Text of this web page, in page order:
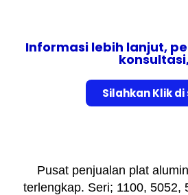
Informasi lebih lanjut,
Silahkan Klik di
Pusat penjualan plat
terlengkap. Seri; 1100, 5052,